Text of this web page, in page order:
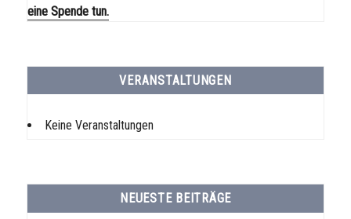
eine Spende tun.
VERANSTALTUNGEN
Keine Veranstaltungen
NEUESTE BEITRÄGE